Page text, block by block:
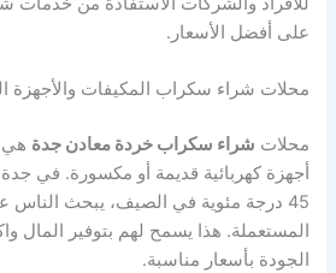
على أفضل الأسعار.
محلات شراء سكراب المكيفات والأجهزة
محلات شراء سكراب خردة معادن جدة هي
أجهزة كهربائية قديمة أو مكسورة. في
45 درجة مئوية في الصيف، يبحث الناس
المستعملة. هذا يسمح لهم بتوفير المال
الجودة بأسعار مناسبة.